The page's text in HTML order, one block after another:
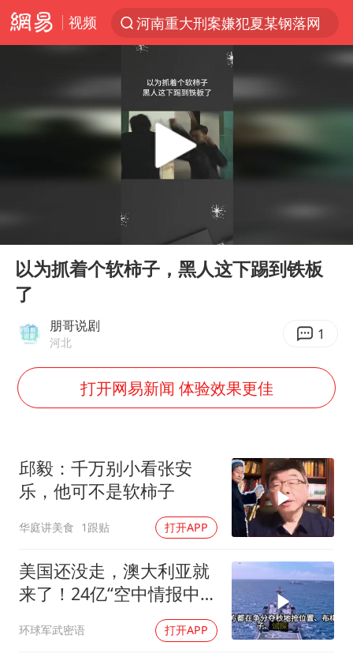
视频
河南重大刑案嫌犯夏某钢落网
光影经济撬动暑期消费新蓝海
陈思诚零点晒照为佟丽娅庆生
微信又有新功能，你可以“撤回”你的撤回了！
情侣平潭拍日出坠崖1死1伤
《欢迎来龙餐馆》口碑
央视新主播李秋莹孙亚鹏亮相
上四休三，但降薪1000元，你接受吗？
宇树王兴兴被问了360多个问题
全民健身事业高质量发展
唐田赛前发布会上引用《孙子兵法》
乐享全民健身 共筑健康中国
Play
以为抓着个软柿子，黑人这下踢到铁板
了
朋哥说剧
河北 1
打开网易新闻 体验效果更佳
邱毅：千万别小看张安
乐，他可不是软柿子
华庭讲美食 1跟贴 打开APP
美国还没走，澳大利亚就
来了！24亿“空中情报中
心”刚到手就杀入南海
环球军武密语 打开APP